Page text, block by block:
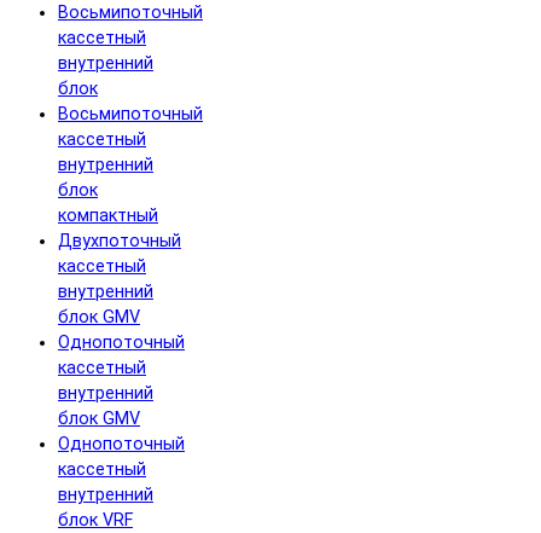
Восьмипоточный
кассетный
внутренний
блок
Восьмипоточный
кассетный
внутренний
блок
компактный
Двухпоточный
кассетный
внутренний
блок GMV
Однопоточный
кассетный
внутренний
блок GMV
Однопоточный
кассетный
внутренний
блок VRF